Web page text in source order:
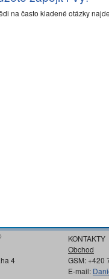
na často kladené otázky
4
KONTAKTY
Obchod
GSM: +420
E-mail: